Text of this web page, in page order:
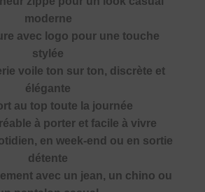
moderne
avec logo pour une touche
stylée
voile ton sur ton, discrète et
élégante
au top toute la journée
à porter et facile à vivre
en week-end ou en sortie
détente
avec un jean, un chino ou